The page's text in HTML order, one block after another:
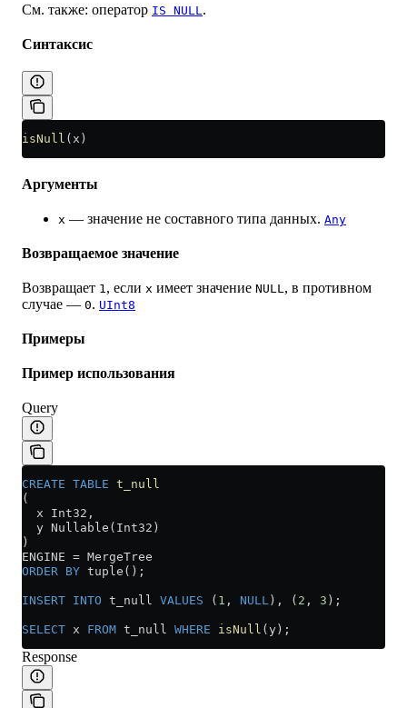
См. также: оператор IS NULL .
Синтаксис
isNull (x)
Аргументы
x — значение не составного типа данных. Any
Возвращаемое значение
Возвращает 1 , если x имеет значение NULL , в противном
случае — 0. UInt8
Примеры
Пример использования
Query
CREATE TABLE t_null
(
  x Int32,
  y Nullable(Int32)
)
ENGINE = MergeTree
ORDER BY tuple();
INSERT INTO t_null VALUES ( 1 , NULL ), ( 2 , 3 );
SELECT x FROM t_null WHERE isNull (y);
Response